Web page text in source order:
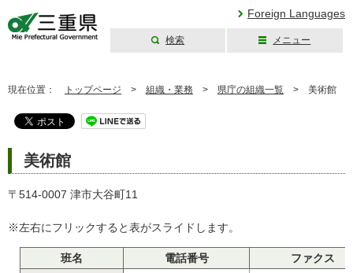
Foreign Languages
検索 メニュー
現在位置： トップページ > 組織・業務 > 県庁の組織一覧 > 美術館
美術館
〒514-0007 津市大谷町11
※左右にフリックすると表がスライドします。
班名 電話番号
ファクス